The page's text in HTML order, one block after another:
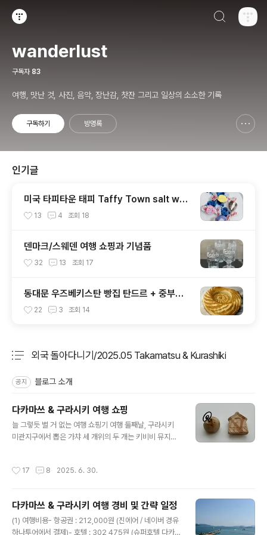
wanderlust
구독자 83
여행, 맛난 것, 사진, 음악, 장난감, 찻잔 그리고 일상의 소소한 기록
구독하기 방명록
인기글
미국 타피타운 태피 Taffy Town salt wat
er taffy
13 4 조회 18
덴마크/스웨덴 여행 쇼핑과 기념품
32 13 조회 17
동대문 우즈베키스탄 빵집 탄드르 + 중부시
장 22 3 조회 14
외국 돌아다니기/2025.05 Takamatsu & Kurashiki
공지 블로그 소개
다카마쓰 & 구라시키 여행 쇼핑
늘 그렇듯 별 거 없는 여행 쇼핑기 여행 둘째날, 구라시키
미관지구에서 뽑은 가챠 세 개위의 두 개는 키비비 뮤지엄
비비 뮤지엄에 가기 전 "구라시키 우동 붓카케 후루이치"에
을 수 있어서 행복했다 :)가격은 개 당 500엔. 오카야마현
까지 가는 기차표를 현금으로 결제하는 바람에 혹시라도
현금이 모자랄까봐 심리적으로 위축되어 있어서, 더 많이
17 8 2025. 6. 30.
다카마쓰 & 구라시키 여행 경비 및 간략 일정
(1) 여행비용- 항공권 : 212,000원 (진에어 / 네이버 경유
하나투어에서 결제)- 호텔 : 302,475원 (슈퍼호텔 다카마